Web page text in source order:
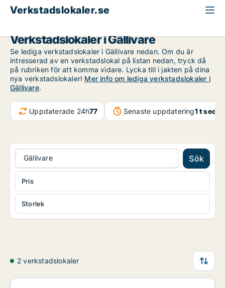
Verkstadslokaler.se
Verkstadslokaler i Gällivare
Se lediga verkstadslokaler i Gällivare nedan. Om du är
intresserad av en verkstadslokal på listan nedan, tryck då
på rubriken för att komma vidare. Lycka till i jakten på dina
nya verkstadslokaler! Mer info om lediga verkstadslokaler i
Gällivare.
Uppdaterade 24h77 Senaste uppdatering1 t sedan
Gällivare Sök
Storlek
Pris
2 verkstadslokaler
Industrilokal i Gällivare